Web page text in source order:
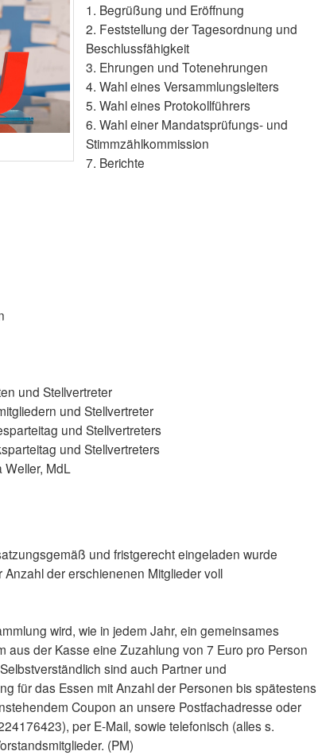
1. Begrüßung und Eröffnung
2. Feststellung der Tagesordnung und
Beschlussfähigkeit
3. Ehrungen und Totenehrungen
4. Wahl eines Versammlungsleiters
5. Wahl eines Protokollführers
6. Wahl einer Mandatsprüfungs- und
Stimmzählkommission
7. Berichte
und Stellvertreter
und Stellvertreter
und Stellvertreters
und Stellvertreters
MdL
und fristgerecht eingeladen wurde
der erschienenen Mitglieder voll
wird, wie in jedem Jahr, ein gemeinsames
aus der Kasse eine Zuzahlung von 7 Euro pro Person
sind auch Partner und
für das Essen mit Anzahl der Personen bis spätestens
Coupon an unsere Postfachadresse oder
per E-Mail, sowie telefonisch (alles s.
(PM)